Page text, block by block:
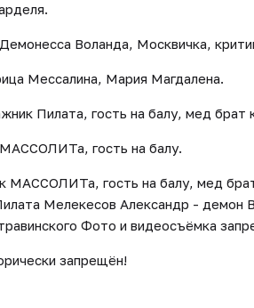
Воланда, Москвичка,
Мессалина, Мария Магдалена.
Пилата, гость на балу, мед брат
гость на балу.
гость на балу, мед брат
Мелекесов Александр - демон
Фото и видеосъёмка
запрещён!